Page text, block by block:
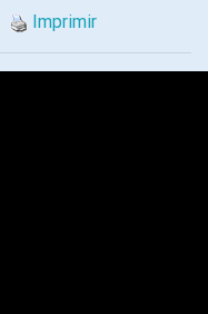
Imprimir